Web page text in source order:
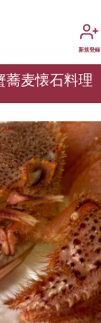
新規登録
蕎麦懐石料理